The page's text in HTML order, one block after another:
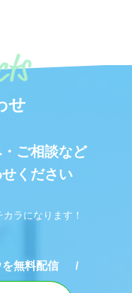
せ
ご相談など
ください
ラになります！
無料配信